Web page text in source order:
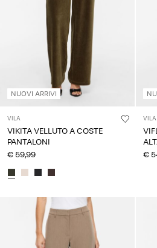
NUOVI ARRIVI
VILA
VIKITA VELLUTO A COSTE
PANTALONI
€ 59,99
VILA
€